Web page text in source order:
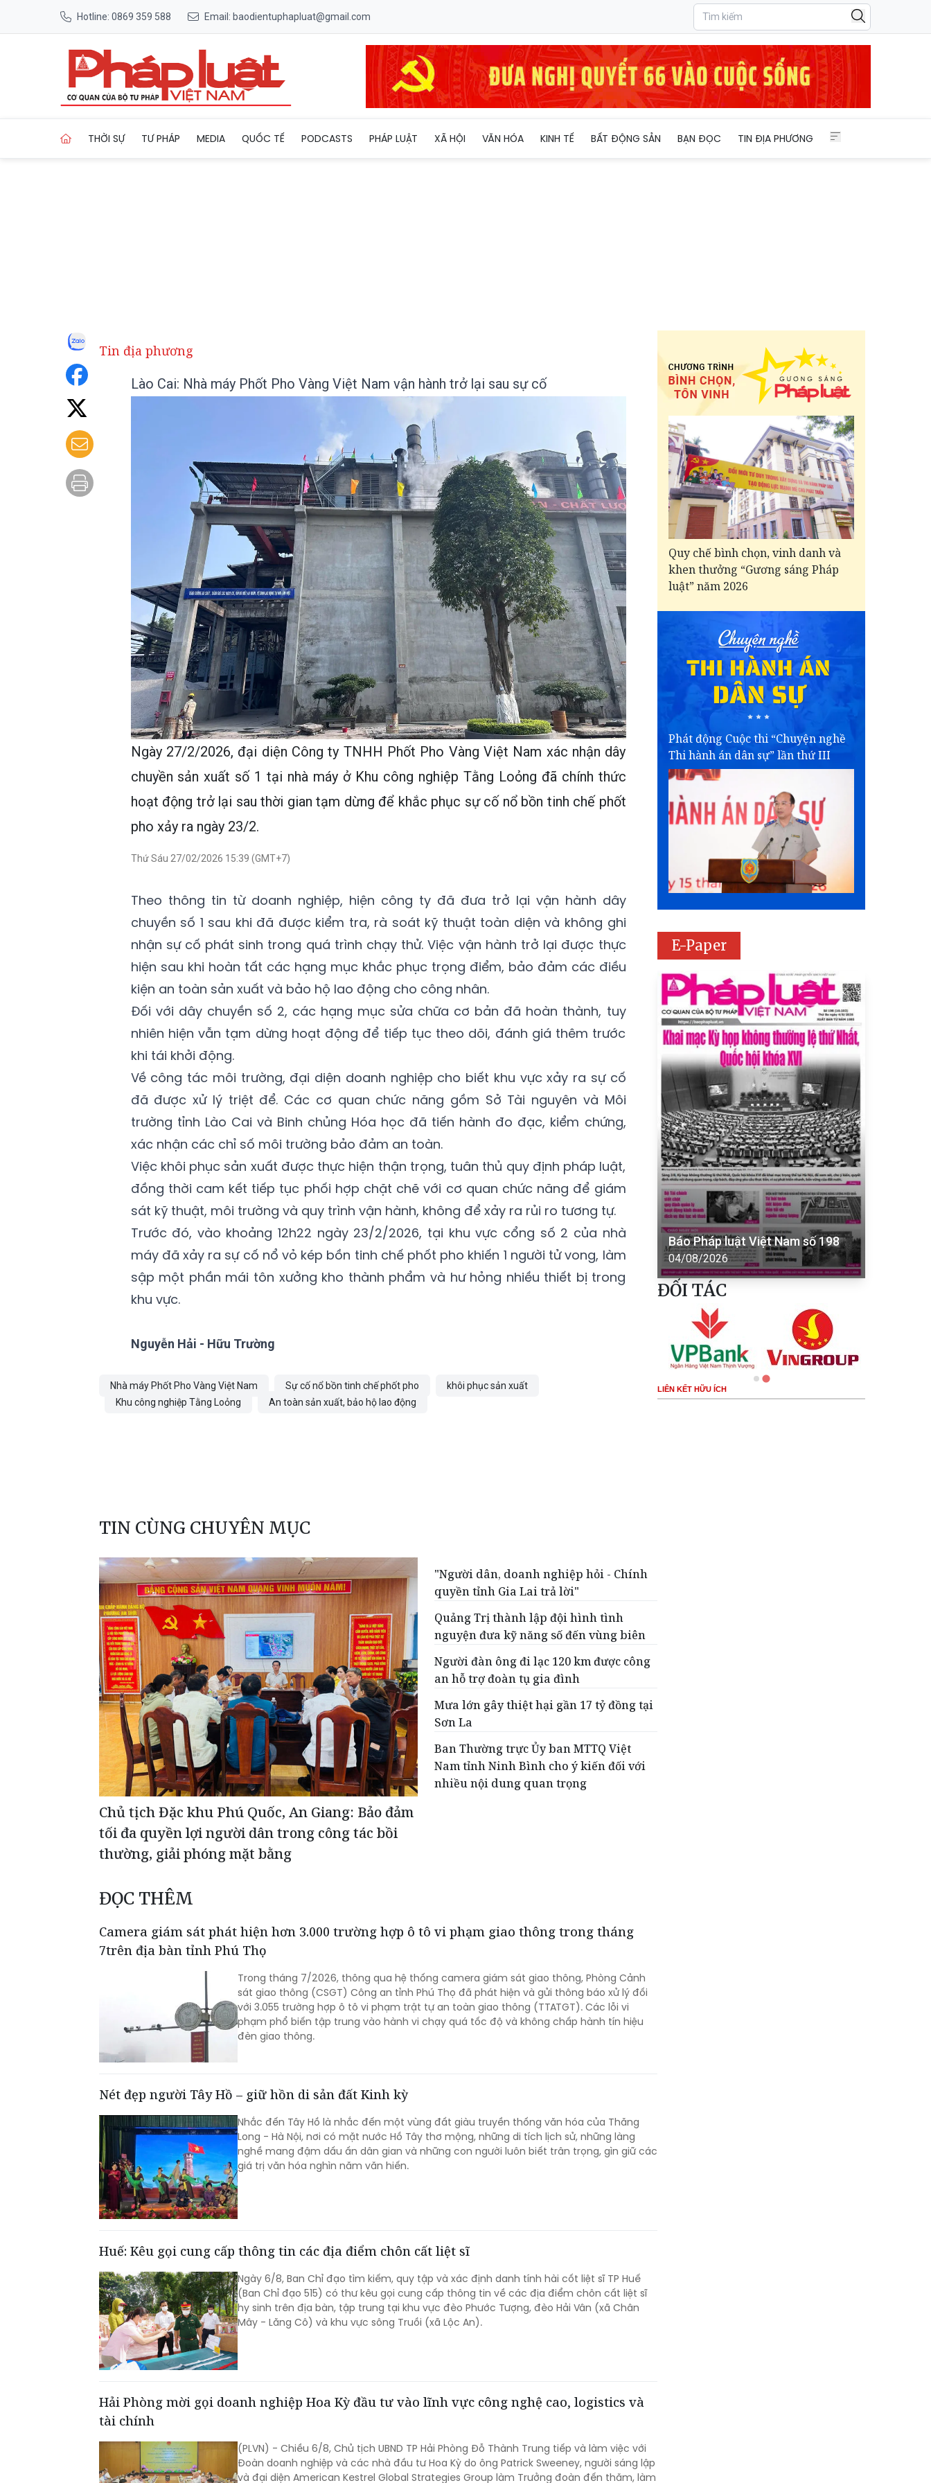
Hotline: 0869 359 588 Email: baodientuphapluat@gmail.com
THỜI SỰ TƯ PHÁP MEDIA QUỐC TẾ PODCASTS PHÁP LUẬT XÃ HỘI VĂN HÓA KINH TẾ BẤT ĐỘNG SẢN BẠN ĐỌC TIN ĐỊA PHƯƠNG
Tin địa phương
Lào Cai: Nhà máy Phốt Pho Vàng Việt Nam vận hành trở lại sau sự cố
Ngày 27/2/2026, đại diện Công ty TNHH Phốt Pho Vàng Việt Nam xác nhận dây
chuyền sản xuất số 1 tại nhà máy ở Khu công nghiệp Tằng Loỏng đã chính thức
hoạt động trở lại sau thời gian tạm dừng để khắc phục sự cố nổ bồn tinh chế phốt
pho xảy ra ngày 23/2.
Thứ Sáu 27/02/2026 15:39 (GMT+7)
Theo thông tin từ doanh nghiệp, hiện công ty đã đưa trở lại vận hành dây
chuyền số 1 sau khi đã được kiểm tra, rà soát kỹ thuật toàn diện và không ghi
nhận sự cố phát sinh trong quá trình chạy thử. Việc vận hành trở lại được thực
hiện sau khi hoàn tất các hạng mục khắc phục trọng điểm, bảo đảm các điều
kiện an toàn sản xuất và bảo hộ lao động cho công nhân.
Đối với dây chuyền số 2, các hạng mục sửa chữa cơ bản đã hoàn thành, tuy
nhiên hiện vẫn tạm dừng hoạt động để tiếp tục theo dõi, đánh giá thêm trước
khi tái khởi động.
Về công tác môi trường, đại diện doanh nghiệp cho biết khu vực xảy ra sự cố
đã được xử lý triệt để. Các cơ quan chức năng gồm Sở Tài nguyên và Môi
trường tỉnh Lào Cai và Binh chủng Hóa học đã tiến hành đo đạc, kiểm chứng,
xác nhận các chỉ số môi trường bảo đảm an toàn.
Việc khôi phục sản xuất được thực hiện thận trọng, tuân thủ quy định pháp luật,
đồng thời cam kết tiếp tục phối hợp chặt chẽ với cơ quan chức năng để giám
sát kỹ thuật, môi trường và quy trình vận hành, không để xảy ra rủi ro tương tự.
Trước đó, vào khoảng 12h22 ngày 23/2/2026, tại khu vực cổng số 2 của nhà
máy đã xảy ra sự cố nổ vỏ kép bồn tinh chế phốt pho khiến 1 người tử vong, làm
sập một phần mái tôn xưởng kho thành phẩm và hư hỏng nhiều thiết bị trong
khu vực.
Nguyễn Hải - Hữu Trường
Nhà máy Phốt Pho Vàng Việt Nam Sự cố nổ bồn tinh chế phốt pho
khôi phục sản xuất
Khu công nghiệp Tằng Loỏng
An toàn sản xuất, bảo hộ lao động
TIN CÙNG CHUYÊN MỤC
Chủ tịch Đặc khu Phú Quốc, An Giang: Bảo đảm
tối đa quyền lợi người dân trong công tác bồi
thường, giải phóng mặt bằng
"Người dân, doanh nghiệp hỏi - Chính
quyền tỉnh Gia Lai trả lời"
Quảng Trị thành lập đội hình tình
nguyện đưa kỹ năng số đến vùng biên
Người đàn ông đi lạc 120 km được công
an hỗ trợ đoàn tụ gia đình
Mưa lớn gây thiệt hại gần 17 tỷ đồng tại
Sơn La
Ban Thường trực Ủy ban MTTQ Việt
Nam tỉnh Ninh Bình cho ý kiến đối với
nhiều nội dung quan trọng
ĐỌC THÊM
Camera giám sát phát hiện hơn 3.000 trường hợp ô tô vi phạm giao thông trong tháng
7trên địa bàn tỉnh Phú Thọ
Trong tháng 7/2026, thông qua hệ thống camera giám sát giao thông, Phòng Cảnh
sát giao thông (CSGT) Công an tỉnh Phú Thọ đã phát hiện và gửi thông báo xử lý đối
với 3.055 trường hợp ô tô vi phạm trật tự an toàn giao thông (TTATGT). Các lỗi vi
phạm phổ biến tập trung vào hành vi chạy quá tốc độ và không chấp hành tín hiệu
đèn giao thông.
Nét đẹp người Tây Hồ – giữ hồn di sản đất Kinh kỳ
Nhắc đến Tây Hồ là nhắc đến một vùng đất giàu truyền thống văn hóa của Thăng
Long - Hà Nội, nơi có mặt nước Hồ Tây thơ mộng, những di tích lịch sử, những làng
nghề mang đậm dấu ấn dân gian và những con người luôn biết trân trọng, gìn giữ các
giá trị văn hóa nghìn năm văn hiến.
Huế: Kêu gọi cung cấp thông tin các địa điểm chôn cất liệt sĩ
Ngày 6/8, Ban Chỉ đạo tìm kiếm, quy tập và xác định danh tính hài cốt liệt sĩ TP Huế
(Ban Chỉ đạo 515) có thư kêu gọi cung cấp thông tin về các địa điểm chôn cất liệt sĩ
hy sinh trên địa bàn, tập trung tại khu vực đèo Phước Tượng, đèo Hải Vân (xã Chân
Mây - Lăng Cô) và khu vực sông Truồi (xã Lộc An).
Hải Phòng mời gọi doanh nghiệp Hoa Kỳ đầu tư vào lĩnh vực công nghệ cao, logistics và
tài chính
(PLVN) - Chiều 6/8, Chủ tịch UBND TP Hải Phòng Đỗ Thành Trung tiếp và làm việc với
Đoàn doanh nghiệp và các nhà đầu tư Hoa Kỳ do ông Patrick Sweeney, người sáng lập
và đại diện American Kestrel Global Strategies Group làm Trưởng đoàn đến thăm, làm
Quy chế bình chọn, vinh danh và
khen thưởng “Gương sáng Pháp
luật” năm 2026
Phát động Cuộc thi “Chuyện nghề
Thi hành án dân sự” lần thứ III
E-Paper
Báo Pháp luật Việt Nam số 198
04/08/2026
ĐỐI TÁC
LIÊN KẾT HỮU ÍCH